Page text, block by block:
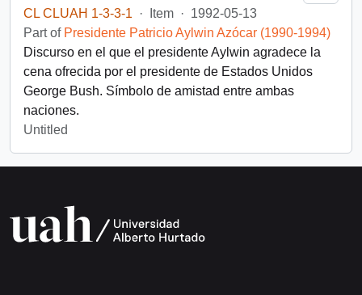
CL CLUAH 1-3-3-1
· Item · 1992-05-13
Part of Presidente Patricio Aylwin Azócar (1990-1994)
Discurso en el que el presidente Aylwin agradece la
cena ofrecida por el presidente de Estados Unidos
George Bush. Símbolo de amistad entre ambas
naciones.
Untitled